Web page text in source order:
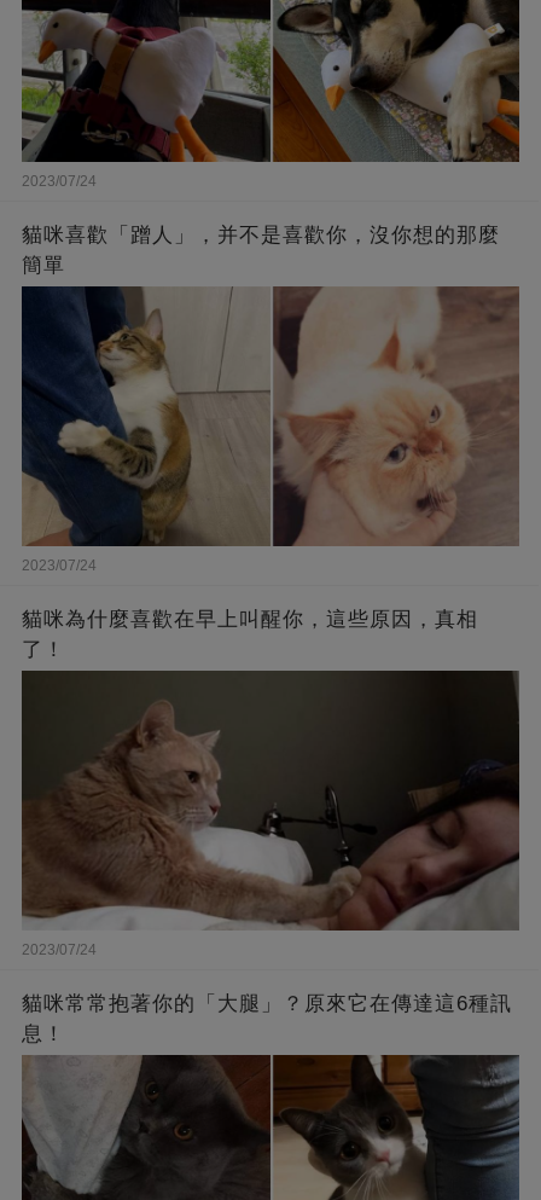
2023/07/24
貓咪喜歡「蹭人」，并不是喜歡你，沒你想的那麼
簡單
2023/07/24
貓咪為什麼喜歡在早上叫醒你，這些原因，真相
了！
2023/07/24
貓咪常常抱著你的「大腿」？原來它在傳達這6種訊
息！